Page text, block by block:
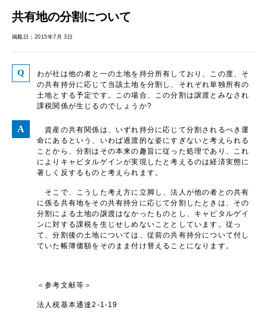
共有地の分割について
掲載日：2015年7月 3日
わが社は他の者と一の土地を持分所有しており、この度、そ
の共有持分に応じて当該土地を分割し、それぞれ単独所有の
土地とする予定です。この場合、この分割は譲渡とみなされ
課税関係が生じるのでしょうか?
資産の共有関係は、いずれ持分に応じて分割されるべき運
命にあるという、いわば過渡的な姿にすぎないと考えられる
ことから、分割はその本来の趣旨に従った処理であり、これ
によりキャピタルゲインが実現したと考えるのは経済実態に
著しく反するものと考えられます。
そこで、こうした考え方に立脚し、法人が他の者との共有
に係る共有地をその共有持分に応じて分割したときは、その
分割による土地の譲渡はなかったものとし、キャピタルゲイ
ンに対する課税を生じせしめないこととしています。従っ
て、分割後の土地については、従前の共有持分について付し
ていた帳簿価額をそのまま付け替えることになります。
＜参考文献等＞
法人税基本通達2-1-19